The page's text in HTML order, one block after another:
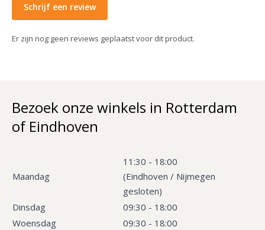
Schrijf een review
Er zijn nog geen reviews geplaatst voor dit product.
Bezoek onze winkels in Rotterdam
of Eindhoven
Maandag
11:30 - 18:00
(Eindhoven / Nijmegen
gesloten)
Dinsdag
09:30 - 18:00
Woensdag
09:30 - 18:00